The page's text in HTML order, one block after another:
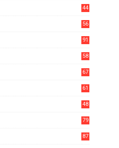
44
56
91
58
67
61
48
79
87